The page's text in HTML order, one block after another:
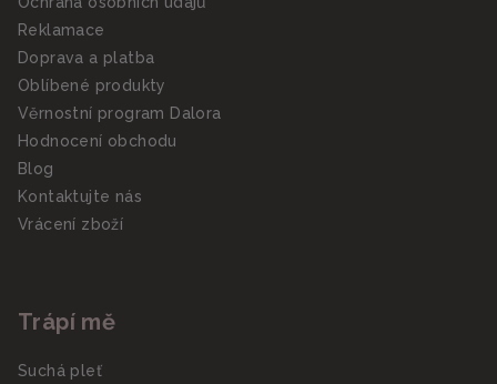
Reklamace
Doprava a platba
Oblíbené produkty
Věrnostní program Dalora
Hodnocení obchodu
Blog
Kontaktujte nás
Vrácení zboží
Trápí mě
Suchá pleť